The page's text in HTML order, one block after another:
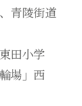
青陵街道
田小学
場」西